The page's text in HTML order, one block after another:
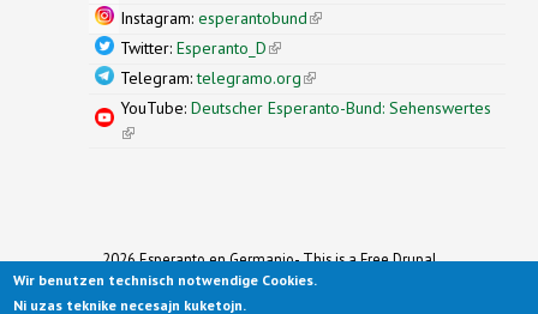
Instagram: esperantobund(link is external)
Twitter: Esperanto_D(link is external)
Telegram:telegramo.org(link is external)
YouTube: Deutscher Esperanto-Bund: Sehenswertes
(link is external)
2026 Esperanto en Germanio- This is a Free Drupal
Theme
Ported to Drupal for the Open Source Community by
Wir benutzen technisch notwendige Cookies.
Ni uzas teknike necesajn kuketojn.